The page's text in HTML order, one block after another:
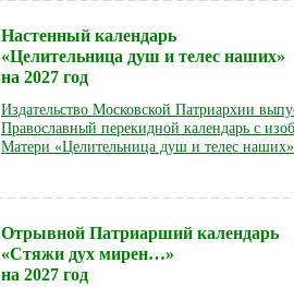
Настенный календарь
«Целительница душ и телес наших»
на 2027 год
Издательство Московской Патриархии
Православный перекидной календарь с
Матери «Целительница душ и телес
Отрывной Патриарший календарь
«Стяжи дух мирен…»
на 2027 год